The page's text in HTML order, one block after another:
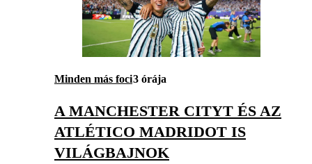
Minden más foci3 órája
A MANCHESTER CITYT ÉS AZ
ATLÉTICO MADRIDOT IS
VILÁGBAJNOK